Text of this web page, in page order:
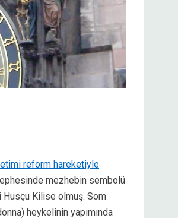
reform hareketiyle
mezhebin sembolü
Husçu Kilise olmuş. Som
heykelinin yapımında